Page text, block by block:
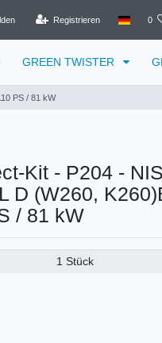
Registrieren 0
GREEN TWISTER
PS / 81 kW
Kit - P204 -
D (W260,
/ 81 kW
1 Stück